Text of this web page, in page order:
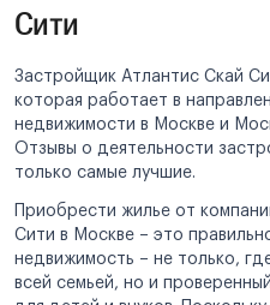
Сити
Застройщик Атлантис Скай
которая работает в
недвижимости в Москве и
Отзывы о деятельности
только самые лучшие.
Приобрести жилье от
Сити в Москве – это
недвижимость – не только,
всей семьей, но и